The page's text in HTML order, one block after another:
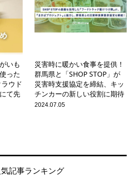
いも
った
ウド
て先
災害時に暖かい食事を提供！
群馬県と「SHOP STOP」が
災害時支援協定を締結、キッ
チンカーの新しい役割に期待
2024.07.05
記事ランキング